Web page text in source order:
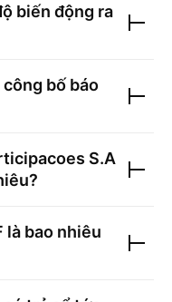
biến động ra
công bố báo
S.A
là bao nhiêu